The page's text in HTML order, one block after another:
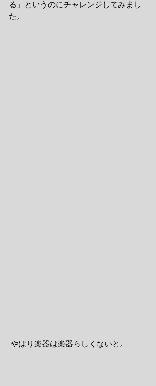
る」というのにチャレンジしてみまし
た。
やはり楽器は楽器らしくないと。